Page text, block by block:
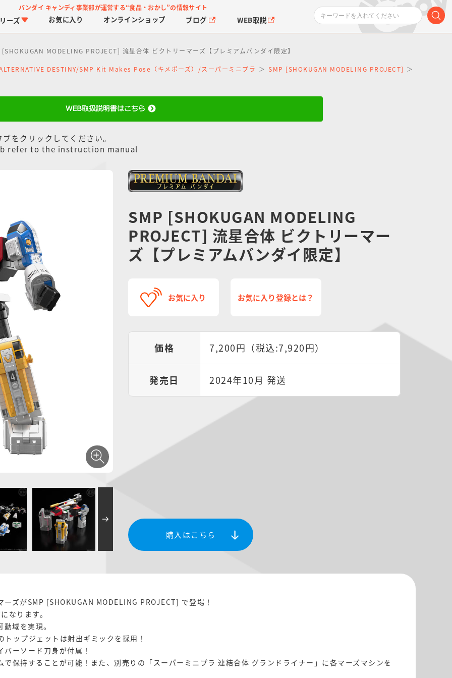
バンダイ キャンディ事業部が運営する“食品・おかし”の情報サイト
PROJECT R.E.D.・ス
ーパー戦隊シリーズ
ーズ
つりグミ
お気に入り オンラインショップ ブログ WEB取説
MODELING PROJECT] 流星合体 ビクトリーマーズ【プレミアムバンダイ限定】
DESTINY/SMP Kit Makes Pose（キメポーズ）/スーパーミニプラ SMP [SHOKUGAN MODELING PROJECT]
をクリックしてください。
refer to the instruction manual
SMP [SHOKUGAN MODELING
PROJECT] 流星合体 ビクトリーマー
ズ【プレミアムバンダイ限定】
お気に入り お気に入り登録とは？
価格 7,200円（税込:7,920円）
発売日 2024年10月 発送
購入はこちら
ズがSMP [SHOKUGAN MODELING PROJECT] で登場！
なります。
域を実現。
ップジェットは射出ギミックを採用！
ーソード刀身が付属！
保持することが可能！また、別売りの「スーパーミニプラ 連結合体 グランドライナー」に各マーズマシンを